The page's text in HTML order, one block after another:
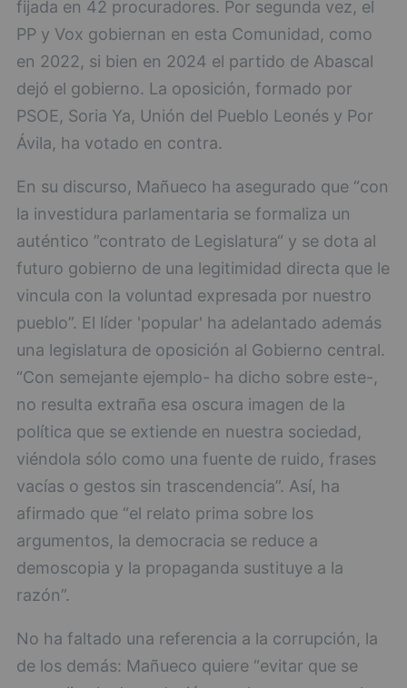
fijada en 42 procuradores. Por segunda vez, el
PP y Vox gobiernan en esta Comunidad, como
en 2022, si bien en 2024 el partido de Abascal
dejó el gobierno. La oposición, formado por
PSOE, Soria Ya, Unión del Pueblo Leonés y Por
Ávila, ha votado en contra.
En su discurso, Mañueco ha asegurado que “con
la investidura parlamentaria se formaliza un
auténtico ”contrato de Legislatura“ y se dota al
futuro gobierno de una legitimidad directa que le
vincula con la voluntad expresada por nuestro
pueblo”. El líder 'popular' ha adelantado además
una legislatura de oposición al Gobierno central.
“Con semejante ejemplo- ha dicho sobre este-,
no resulta extraña esa oscura imagen de la
política que se extiende en nuestra sociedad,
viéndola sólo como una fuente de ruido, frases
vacías o gestos sin trascendencia”. Así, ha
afirmado que “el relato prima sobre los
argumentos, la democracia se reduce a
demoscopia y la propaganda sustituye a la
razón”.
No ha faltado una referencia a la corrupción, la
de los demás: Mañueco quiere “evitar que se